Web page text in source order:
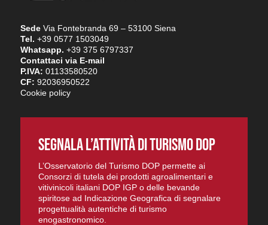
SedeVia Fontebranda 69 – 53100 Siena
Tel. +39 0577 1503049
Whatsapp. +39 375 6797337
Contattaci via E-mail
P.IVA: 01133580520
CF: 92036950522
Cookie policy
SEGNALA L’ATTIVITÀ DI TURISMO DOP
L’Osservatorio del Turismo DOP permette ai
Consorzi di tutela dei prodotti agroalimentari e
vitivinicoli italiani DOP IGP o delle bevande
spiritose ad Indicazione Geografica di segnalare
progettualità autentiche di turismo
enogastronomico.